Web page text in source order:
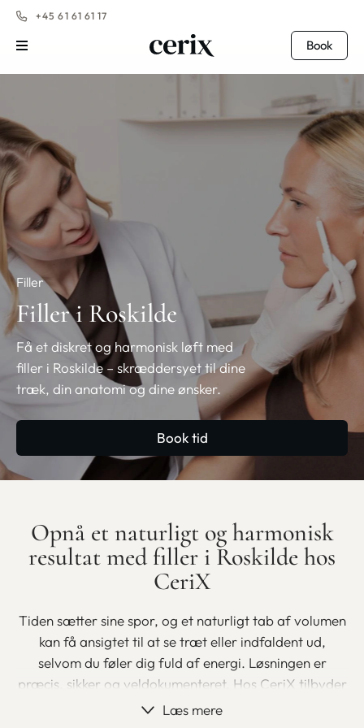
+45 61 61 61 17
Book
Filler
Filler i Roskilde
Få et diskret og harmonisk løft med
filler i Roskilde – skræddersyet til dine
træk, din anatomi og dine ønsker.
Book tid
Opnå et naturligt og harmonisk
resultat med filler i Roskilde hos
CeriX
Tiden sætter sine spor, og et naturligt tab af volumen
kan få ansigtet til at se træt eller indfaldent ud,
selvom du føler dig fuld af energi. Løsningen er
præcis, sikker og veldokumenteret. Hos CeriX tilbyder
vi professionel behandling med filler i Roskilde til dig,
Læs mere